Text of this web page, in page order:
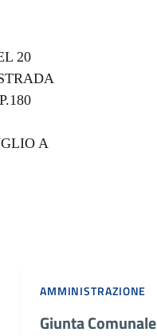
20
A
AMMINISTRAZIONE
Giunta Comunale